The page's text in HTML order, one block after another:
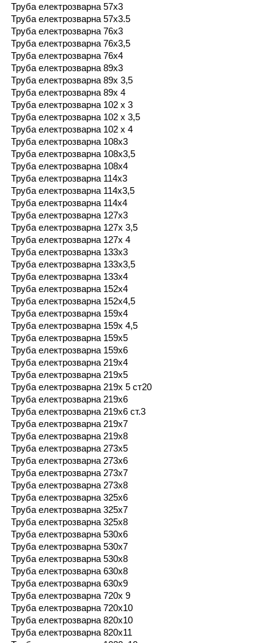
Труба електрозварна 57х3
Труба електрозварна 57х3.5
Труба електрозварна 76х3
Труба електрозварна 76х3,5
Труба електрозварна 76х4
Труба електрозварна 89х3
Труба електрозварна 89х 3,5
Труба електрозварна 89х 4
Труба електрозварна 102 х 3
Труба електрозварна 102 х 3,5
Труба електрозварна 102 х 4
Труба електрозварна 108х3
Труба електрозварна 108х3,5
Труба електрозварна 108х4
Труба електрозварна 114х3
Труба електрозварна 114х3,5
Труба електрозварна 114х4
Труба електрозварна 127х3
Труба електрозварна 127х 3,5
Труба електрозварна 127х 4
Труба електрозварна 133х3
Труба електрозварна 133х3,5
Труба електрозварна 133х4
Труба електрозварна 152х4
Труба електрозварна 152х4,5
Труба електрозварна 159х4
Труба електрозварна 159х 4,5
Труба електрозварна 159х5
Труба електрозварна 159х6
Труба електрозварна 219х4
Труба електрозварна 219х5
Труба електрозварна 219х 5 ст20
Труба електрозварна 219х6
Труба електрозварна 219х6 ст.3
Труба електрозварна 219х7
Труба електрозварна 219х8
Труба електрозварна 273х5
Труба електрозварна 273х6
Труба електрозварна 273х7
Труба електрозварна 273х8
Труба електрозварна 325х6
Труба електрозварна 325х7
Труба електрозварна 325х8
Труба електрозварна 530х6
Труба електрозварна 530х7
Труба електрозварна 530х8
Труба електрозварна 630х8
Труба електрозварна 630х9
Труба електрозварна 720х 9
Труба електрозварна 720х10
Труба електрозварна 820х10
Труба електрозварна 820x11